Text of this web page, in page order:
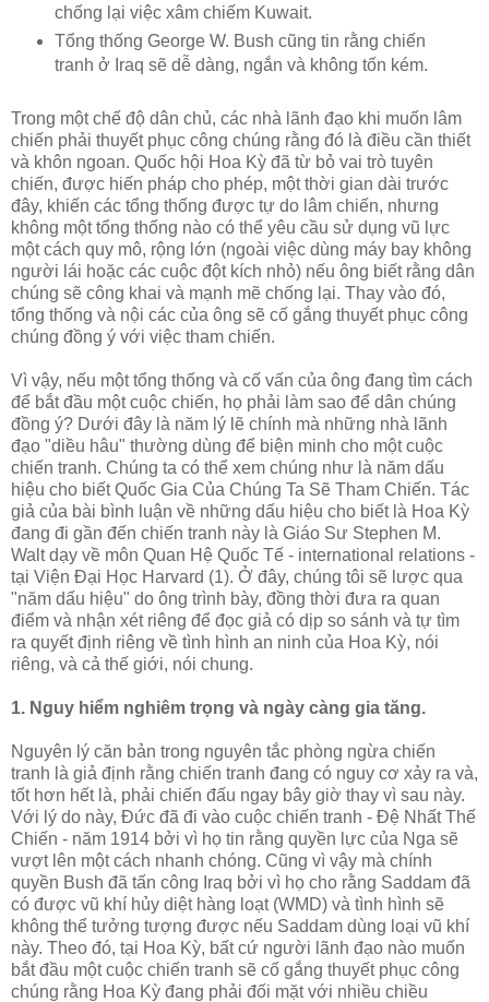
chống lại việc xâm chiếm Kuwait.
Tổng thống George W. Bush cũng tin rằng chiến
tranh ở Iraq sẽ dễ dàng, ngắn và không tốn kém.
Trong một chế độ dân chủ, các nhà lãnh đạo khi muốn lâm
chiến phải thuyết phục công chúng rằng đó là điều cần thiết
và khôn ngoan. Quốc hội Hoa Kỳ đã từ bỏ vai trò tuyên
chiến, được hiến pháp cho phép, một thời gian dài trước
đây, khiến các tổng thống được tự do lâm chiến, nhưng
không một tổng thống nào có thể yêu cầu sử dụng vũ lực
một cách quy mô, rộng lớn (ngoài việc dùng máy bay không
người lái hoặc các cuộc đột kích nhỏ) nếu ông biết rằng dân
chúng sẽ công khai và mạnh mẽ chống lại. Thay vào đó,
tổng thống và nội các của ông sẽ cố gắng thuyết phục công
chúng đồng ý với việc tham chiến.
Vì vậy, nếu một tổng thống và cố vấn của ông đang tìm cách
để bắt đầu một cuộc chiến, họ phải làm sao để dân chúng
đồng ý? Dưới đây là năm lý lẽ chính mà những nhà lãnh
đạo "diều hâu" thường dùng để biện minh cho một cuộc
chiến tranh. Chúng ta có thể xem chúng như là năm dấu
hiệu cho biết Quốc Gia Của Chúng Ta Sẽ Tham Chiến. Tác
giả của bài bình luận về những dấu hiệu cho biết là Hoa Kỳ
đang đi gần đến chiến tranh này là Giáo Sư Stephen M.
Walt dạy về môn Quan Hệ Quốc Tế - international relations -
tại Viện Đại Học Harvard (1). Ở đây, chúng tôi sẽ lược qua
"năm dấu hiệu" do ông trình bày, đồng thời đưa ra quan
điểm và nhận xét riêng để đọc giả có dịp so sánh và tự tìm
ra quyết định riêng về tình hình an ninh của Hoa Kỳ, nói
riêng, và cả thế giới, nói chung.
1. Nguy hiểm nghiêm trọng và ngày càng gia tăng.
Nguyên lý căn bản trong nguyên tắc phòng ngừa chiến
tranh là giả định rằng chiến tranh đang có nguy cơ xảy ra và,
tốt hơn hết là, phải chiến đấu ngay bây giờ thay vì sau này.
Với lý do này, Đức đã đi vào cuộc chiến tranh - Đệ Nhất Thế
Chiến - năm 1914 bởi vì họ tin rằng quyền lực của Nga sẽ
vượt lên một cách nhanh chóng. Cũng vì vậy mà chính
quyền Bush đã tấn công Iraq bởi vì họ cho rằng Saddam đã
có được vũ khí hủy diệt hàng loạt (WMD) và tình hình sẽ
không thể tưởng tượng được nếu Saddam dùng loại vũ khí
này. Theo đó, tại Hoa Kỳ, bất cứ người lãnh đạo nào muốn
bắt đầu một cuộc chiến tranh sẽ cố gắng thuyết phục công
chúng rằng Hoa Kỳ đang phải đối mặt với nhiều chiều